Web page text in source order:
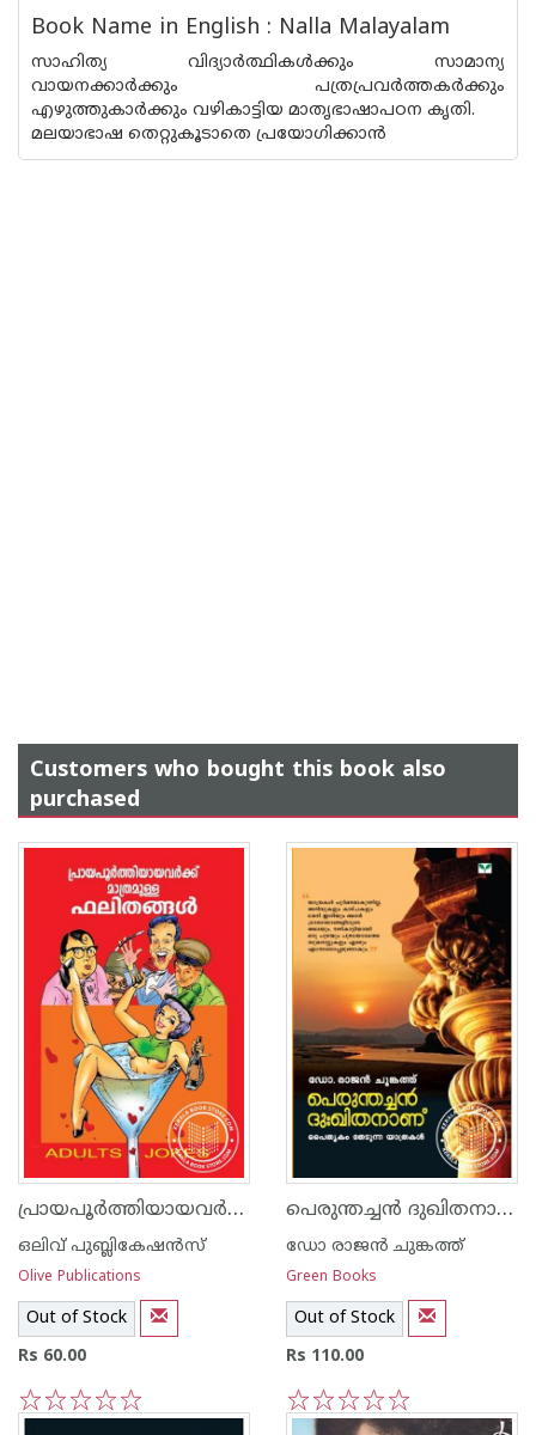
Book Name in English : Nalla Malayalam
സാഹിത്യ വിദ്യാര്‍ത്ഥികള്‍ക്കും സാമാന്യ
വായനക്കാര്‍ക്കും പത്രപ്രവര്‍ത്തകര്‍ക്കും
എഴുത്തുകാര്‍ക്കും വഴികാട്ടിയ മാതൃഭാഷാപഠന കൃതി.
മലയാഭാഷ തെറ്റുകൂടാതെ പ്രയോഗിക്കാന്‍
Customers who bought this book also
purchased
പ്രായപൂര്‍ത്തിയായവര്‍ക്ക് മാത്രമുള്ള ഫലിതങ്ങള്‍‌
ഒലിവ് പുബ്ലികേഷ‌ന്‍സ്
Olive Publications
Out of Stock
Rs 60.00
5
4
3
2
1
പെരുന്തച്ച‌ന്‍ ദുഖിതനാണ്
ഡോ രാജ‌ന്‍ ചുങ്കത്ത്
Green Books
Out of Stock
Rs 110.00
5
4
3
2
1